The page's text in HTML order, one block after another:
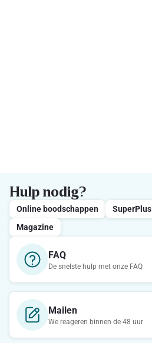
Hulp nodig?
Online boodschappen SuperPlus
Magazine
FAQ
De snelste hulp met onze FAQ
Mailen
We reageren binnen de 48 uur